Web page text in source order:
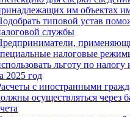
им объектах
типовой устав
службы
налоговые
льготу по
2025 год
с иностранными
осуществляться через